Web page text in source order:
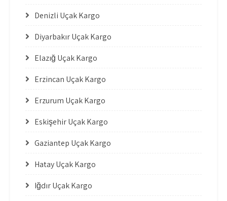
Denizli Uçak Kargo
Diyarbakır Uçak Kargo
Elazığ Uçak Kargo
Erzincan Uçak Kargo
Erzurum Uçak Kargo
Eskişehir Uçak Kargo
Gaziantep Uçak Kargo
Hatay Uçak Kargo
Iğdır Uçak Kargo